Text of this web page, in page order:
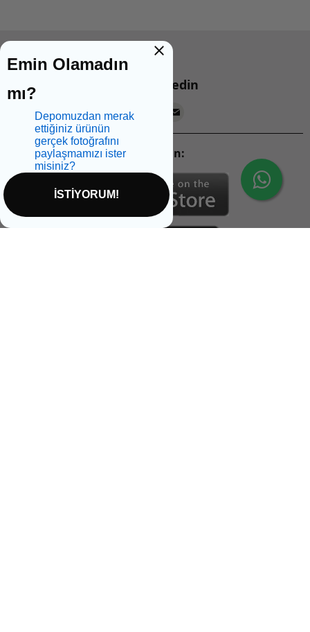
Bizi takip edin
Mobil Uygulamalarımızı İndirin:
Emin Olamadın
mı?
Depomuzdan merak
ettiğiniz ürünün
gerçek fotoğrafını
paylaşmamızı ister
misiniz?
İSTİYORUM!